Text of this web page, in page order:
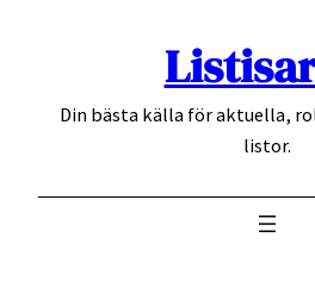
Din bästa källa för aktuella,
listor.